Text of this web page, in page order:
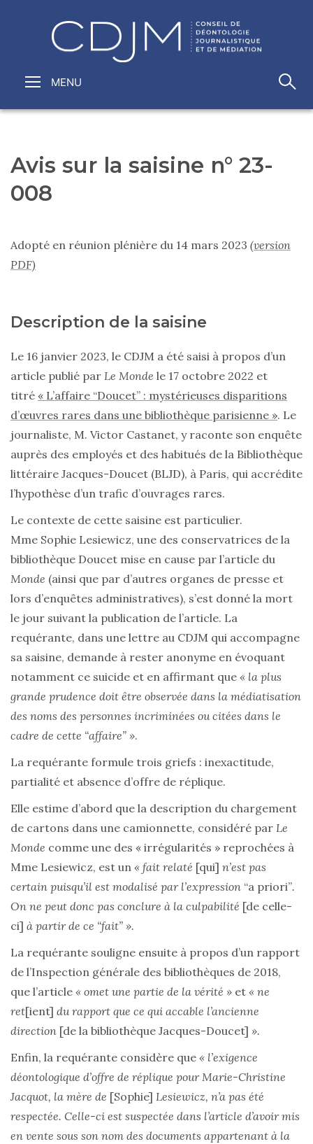
Avis sur la saisine n° 23-
008
Adopté en réunion plénière du 14 mars 2023 (version
PDF)
Description de la saisine
Le 16 janvier 2023, le CDJM a été saisi à propos d’un
article publié par Le Monde le 17 octobre 2022 et
titré « L’affaire “Doucet” : mystérieuses disparitions
d’œuvres rares dans une bibliothèque parisienne ». Le
journaliste, M. Victor Castanet, y raconte son enquête
auprès des employés et des habitués de la Bibliothèque
littéraire Jacques-Doucet (BLJD), à Paris, qui accrédite
l’hypothèse d’un trafic d’ouvrages rares.
Le contexte de cette saisine est particulier.
Mme Sophie Lesiewicz, une des conservatrices de la
bibliothèque Doucet mise en cause par l’article du
Monde (ainsi que par d’autres organes de presse et
lors d’enquêtes administratives), s’est donné la mort
le jour suivant la publication de l’article. La
requérante, dans une lettre au CDJM qui accompagne
sa saisine, demande à rester anonyme en évoquant
notamment ce suicide et en affirmant que « la plus
grande prudence doit être observée dans la médiatisation
des noms des personnes incriminées ou citées dans le
cadre de cette “affaire” ».
La requérante formule trois griefs : inexactitude,
partialité et absence d’offre de réplique.
Elle estime d’abord que la description du chargement
de cartons dans une camionnette, considéré par Le
Monde comme une des « irrégularités » reprochées à
Mme Lesiewicz, est un « fait relaté [qui] n’est pas
certain puisqu’il est modalisé par l’expression “a priori”.
On ne peut donc pas conclure à la culpabilité [de celle-
ci] à partir de ce “fait” ».
La requérante souligne ensuite à propos d’un rapport
de l’Inspection générale des bibliothèques de 2018,
que l’article « omet une partie de la vérité » et « ne
ret[ient] du rapport que ce qui accable l’ancienne
direction [de la bibliothèque Jacques-Doucet] ».
Enfin, la requérante considère que « l’exigence
déontologique d’offre de réplique pour Marie-Christine
Jacquot, la mère de [Sophie] Lesiewicz, n’a pas été
respectée. Celle-ci est suspectée dans l’article d’avoir mis
en vente sous son nom des documents appartenant à la